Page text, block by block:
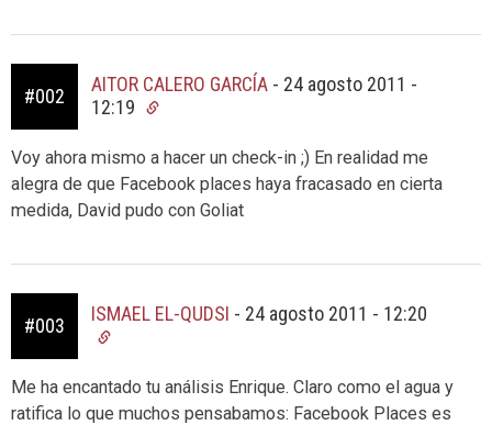
#002
AITOR CALERO GARCÍA - 24 agosto 2011 -
12:19
Voy ahora mismo a hacer un check-in ;) En realidad me
alegra de que Facebook places haya fracasado en cierta
medida, David pudo con Goliat
#003
ISMAEL EL-QUDSI - 24 agosto 2011 - 12:20
Me ha encantado tu análisis Enrique. Claro como el agua y
ratifica lo que muchos pensabamos: Facebook Places es